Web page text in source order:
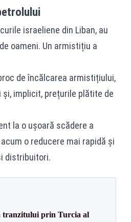
israeliene din Liban, au
oameni. Un armistițiu a
de încălcarea armistițiului,
implicit, prețurile plătite de
la o ușoară scădere a
o reducere mai rapidă și
distribuitori.
tranzitului prin Turcia al